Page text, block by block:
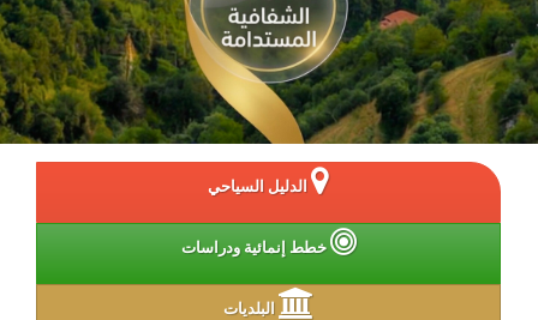
الدليل السياحي
خطط إنمائية ودراسات
البلديات